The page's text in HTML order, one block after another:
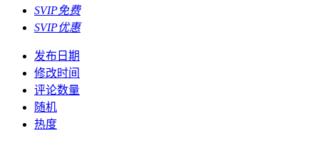
SVIP免费
SVIP优惠
发布日期
修改时间
评论数量
随机
热度